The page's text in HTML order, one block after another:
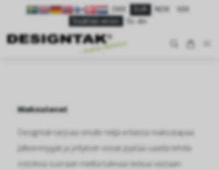
DKK NOK
SEK
Sisältää veron
Ex. alv
Maksutavat
Designtak tarjoaa sinulle neljä erilaista maksutapaa.
Jälleenmyyjät ja yritykset voivat pyytää saada tehdä
ostoksia suoraan meiltä tulevaa laskua vastaan.